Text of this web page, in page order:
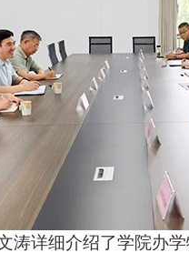
涛详细介绍了学院办